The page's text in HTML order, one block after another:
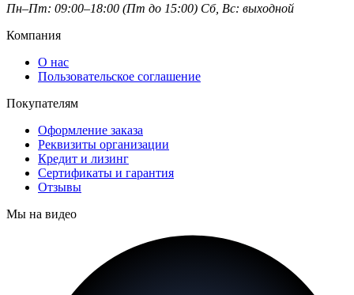
Пн–Пт: 09:00–18:00 (Пт до 15:00) Сб, Вс: выходной
Компания
О нас
Пользовательское соглашение
Покупателям
Оформление заказа
Реквизиты организации
Кредит и лизинг
Сертификаты и гарантия
Отзывы
Мы на видео